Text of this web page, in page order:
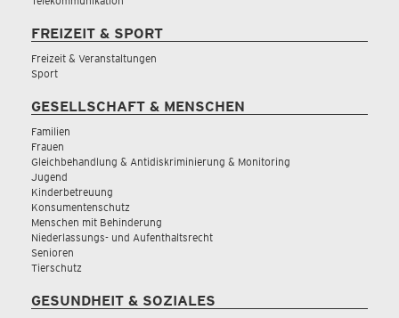
FREIZEIT & SPORT
Freizeit & Veranstaltungen
Sport
GESELLSCHAFT & MENSCHEN
Familien
Frauen
Gleichbehandlung & Antidiskriminierung & Monitoring
Jugend
Kinderbetreuung
Konsumentenschutz
Menschen mit Behinderung
Niederlassungs- und Aufenthaltsrecht
Senioren
Tierschutz
GESUNDHEIT & SOZIALES